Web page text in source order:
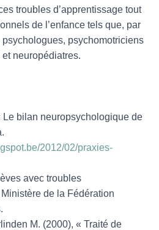
troubles d’apprentissage tout
de l’enfance tels que, par
psychomotriciens
neuropédiatres.
Le bilan neuropsychologique de
2012/02/praxies-
avec troubles
de la Fédération
M. (2000), « Traité de